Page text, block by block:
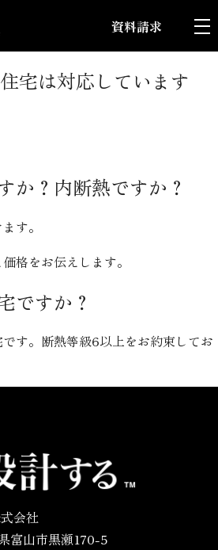
資料請求
宅は対応しています
か？内断熱ですか？
す。
格をお伝えします。
ですか？
す。断熱等級6以上をお約束してお
会社
富山市黒瀬170-5